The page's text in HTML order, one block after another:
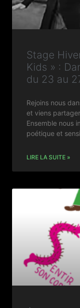
Stage
Kids » :
du 23 au
Rejoins nous
et viens
Ensemble nous
poétique et
LIRE LA SUITE »